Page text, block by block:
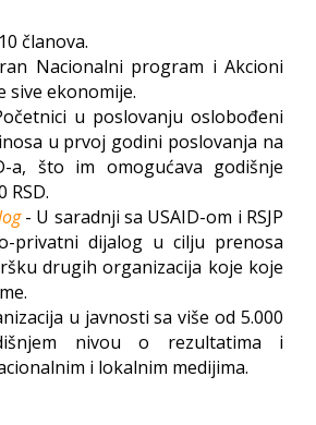
članova.
Nacionalni program i Akcioni
sive ekonomije.
u poslovanju oslobođeni
u prvoj godini poslovanja na
a, što im omogućava godišnje
RSD.
- U saradnji sa USAID-om i RSJP
privatni dijalog u cilju prenosa
drugih organizacija koje koje
u javnosti sa više od 5.000
nivou o rezultatima i
i lokalnim medijima.